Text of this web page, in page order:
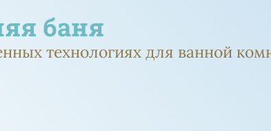
баня
технологиях для ванной